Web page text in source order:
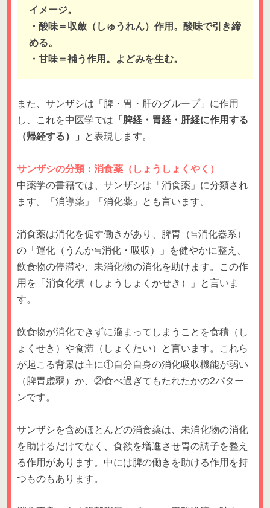
イメージ。
・酸味＝収斂（しゅうれん）作用。酸味で引き締
める。
・甘味＝補う作用。よどみを生む。
また、サンザシは「脾・胃・肝のグループ」に作用
し、これを中医学では 「脾経・胃経・肝経に作用する
（帰経する）」
と表現します。
サンザシの分類：消食薬（しょうしょくやく）
中薬学の書籍では、サンザシは「消食薬」に分類され
ます。「消導薬」「消化薬」とも言います。
消食薬は消化を促す働きがあり、脾胃（≒消化器系）
の「運化（うんか≒消化・吸収）」を健やかに整え、
飲食物の停滞や、未消化物の消化を助けます。この作
用を「消食化積（しょうしょくかせき）」と言いま
す。
飲食物が消化できずに溜まってしまうことを食積（し
ょくせき）や食滞（しょくたい）と言います。これら
が起こる背景は主に①自分自身の消化吸収機能が弱い
（脾胃虚弱）か、②食べ過ぎてもたれたかの2パター
ンです。
サンザシを含めほとんどの消食薬は、未消化物の消化
を助けるだけでなく、食欲を増進させ胃の調子を整え
る作用があります。中には脾の働きを助ける作用を持
つものもあります。